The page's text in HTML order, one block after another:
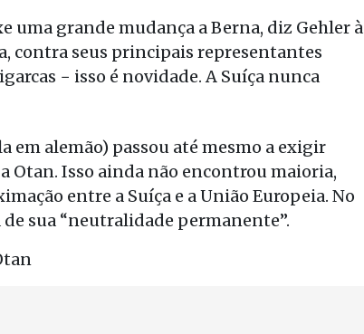
uma grande mudança a Berna, diz Gehler à
contra seus principais representantes
− isso é novidade. A Suíça nunca
em alemão) passou até mesmo a exigir
Otan. Isso ainda não encontrou maioria,
entre a Suíça e a União Europeia. No
sua “neutralidade permanente”.